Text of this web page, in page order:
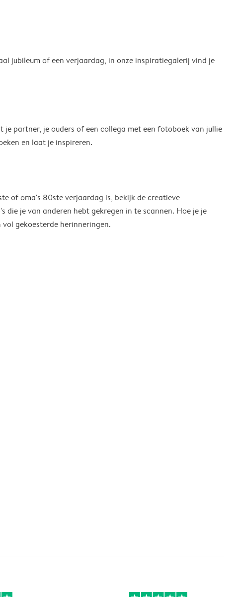
jubileum of een verjaardag, in onze inspiratiegalerij vind je
partner, je ouders of een collega met een fotoboek van jullie
en laat je inspireren.
of oma's 80ste verjaardag is, bekijk de creatieve
je van anderen hebt gekregen in te scannen. Hoe je je
gekoesterde herinneringen.